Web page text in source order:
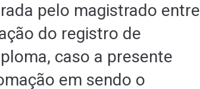
pelo magistrado entre
do registro de
caso a presente
em sendo o